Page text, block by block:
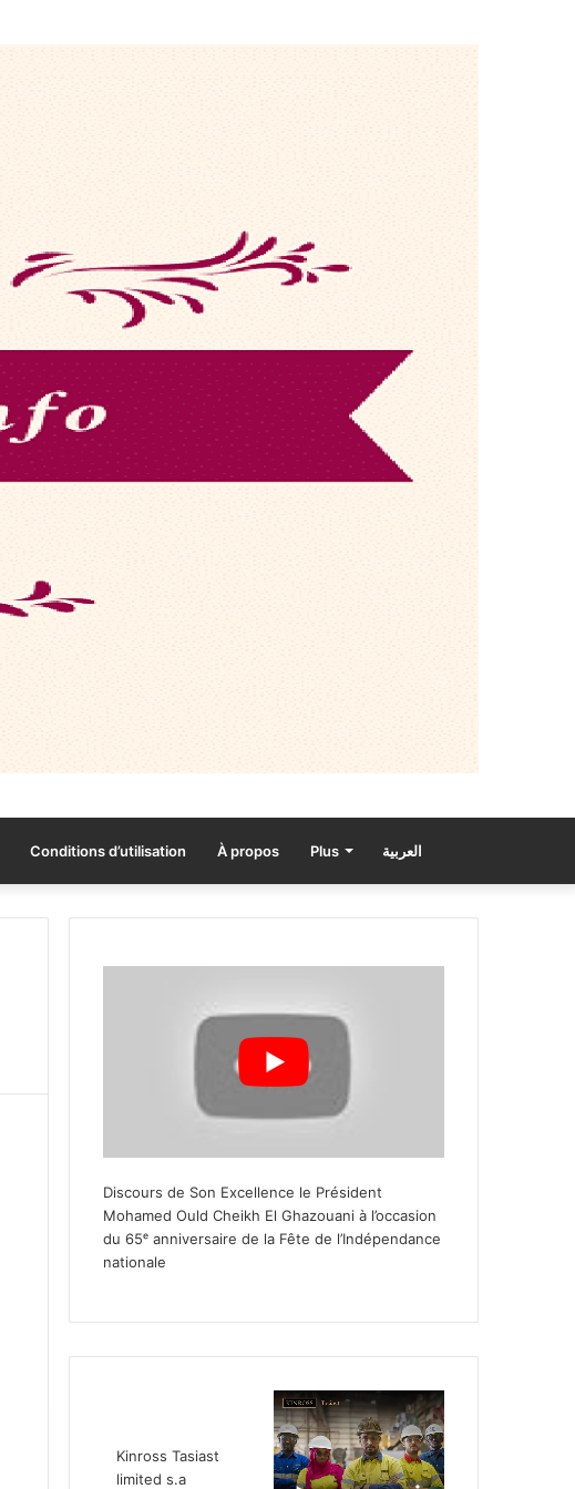
Conditions d’utilisation À propos Plus العربية
Discours de Son Excellence le Président
Mohamed Ould Cheikh El Ghazouani à l’occasion
du 65ᵉ anniversaire de la Fête de l’Indépendance
nationale
Kinross Tasiast
limited s.a